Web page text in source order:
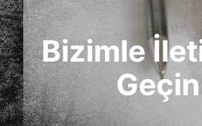
Bizimle
Geçin